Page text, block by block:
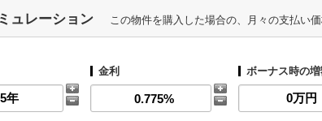
ュレーション この物件を購入した場合の、月々の支払い
金利 ボーナス時の